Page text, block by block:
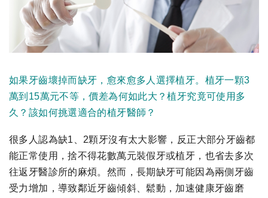
如果牙齒壞掉而缺牙，愈來愈多人選擇植牙。植牙一顆3
萬到15萬元不等，價差為何如此大？植牙究竟可使用多
久？該如何挑選適合的植牙醫師？
很多人認為缺1、2顆牙沒有太大影響，反正大部分牙齒都
能正常使用，捨不得花數萬元裝假牙或植牙，也省去多次
往返牙醫診所的麻煩。然而，長期缺牙可能因為兩側牙齒
受力增加，導致鄰近牙齒傾斜、鬆動，加速健康牙齒磨